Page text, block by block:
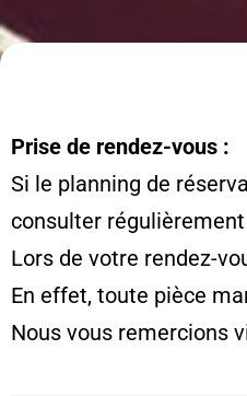
Prise de rendez-vous :
Si le planning de
consulter
Lors de votre rendez-
En effet, toute pièce
Nous vous remercions